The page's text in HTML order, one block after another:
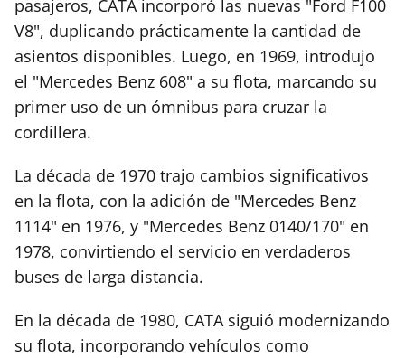
pasajeros, CATA incorporó las nuevas "Ford F100
V8", duplicando prácticamente la cantidad de
asientos disponibles. Luego, en 1969, introdujo
el "Mercedes Benz 608" a su flota, marcando su
primer uso de un ómnibus para cruzar la
cordillera.
La década de 1970 trajo cambios significativos
en la flota, con la adición de "Mercedes Benz
1114" en 1976, y "Mercedes Benz 0140/170" en
1978, convirtiendo el servicio en verdaderos
buses de larga distancia.
En la década de 1980, CATA siguió modernizando
su flota, incorporando vehículos como